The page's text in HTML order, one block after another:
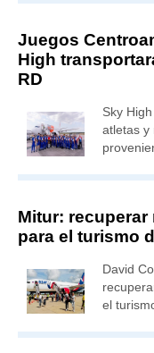
Juegos
High
RD
Sky
atletas y
Mitur: recuperar
para el turismo
David
el